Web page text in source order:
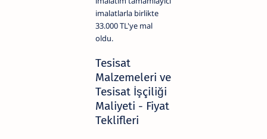
imalatlarla birlikte
33.000 TL'ye mal
oldu.
Tesisat
Malzemeleri ve
Tesisat İşçiliği
Maliyeti - Fiyat
Teklifleri